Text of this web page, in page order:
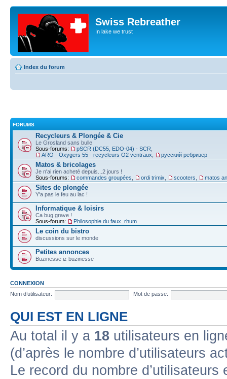
Swiss Rebreather
In lake we trust
Index du forum
FORUMS
Recycleurs & Plongée & Cie
Le Grosland sans bulle
Sous-forums:
pSCR (DC55, EDO-04) - SCR
ARO - Oxygers 55 - recycleurs O2 ventraux
русский ребризер
Matos & bricolages
Je n'ai rien acheté depuis...2 jours !
Sous-forums:
commandes groupées ordi trimix scooters matos
Sites de plongée
Y'a pas le feu au lac !
Informatique & loisirs
Ca bug grave !
Sous-forum:
Philosophie du faux_rhum
Le coin du bistro
discussions sur le monde
Petites annonces
Buzinesse iz buzinesse
CONNEXION
Nom d’utilisateur:
Mot de passe:
QUI EST EN LIGNE
Au total il y a 18 utilisateurs en
(d’après le nombre d’utilisateurs
Le record du nombre